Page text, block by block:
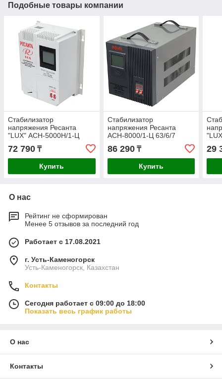
Подобные товары компании
Стабилизатор
напряжения Ресанта
"LUX" АСН-5000Н/1-Ц
72 790 ₸
Купить
Стабилизатор
напряжения Ресанта
АСН-8000/1-Ц 63/6/7
86 290₸
Купить
29
О нас
Рейтинг не сформирован
Менее 5 отзывов за последний год
Работает с 17.08.2021
г. Усть-Каменогорск
Усть-Каменогорск, Казахстан
Контакты
Сегодня работает с 09:00 до 18:00
Показать весь график работы
О нас
Контакты